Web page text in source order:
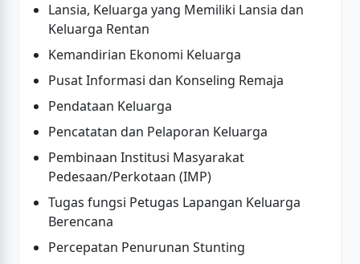
Lansia, Keluarga yang Memiliki Lansia dan
Keluarga Rentan
Kemandirian Ekonomi Keluarga
Pusat Informasi dan Konseling Remaja
Pendataan Keluarga
Pencatatan dan Pelaporan Keluarga
Pembinaan Institusi Masyarakat
Pedesaan/Perkotaan (IMP)
Tugas fungsi Petugas Lapangan Keluarga
Berencana
Percepatan Penurunan Stunting